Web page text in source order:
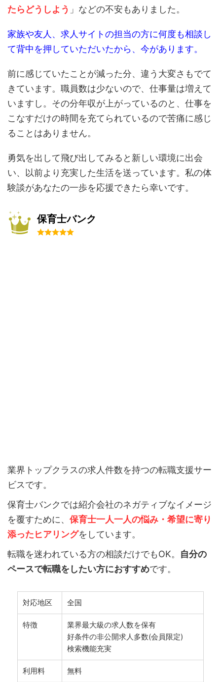
たらどうしよう 」などの不安もありました。
家族や友人、求人サイトの担当の方に何度も相談し
て背中を押していただいたから、今があります。
前に感じていたことが減った分、違う大変さもでて
きています。職員数は少ないので、仕事量は増えて
いますし。その分年収が上がっているのと、仕事を
こなすだけの時間を充てられているので苦痛に感じ
ることはありません。
勇気を出して飛び出してみると新しい環境に出会
い、以前より充実した生活を送っています。私の体
験談があなたの一歩を応援できたら幸いです。
保育士バンク
業界トップクラスの求人件数を持つの転職支援サー
ビスです。
保育士バンクでは紹介会社のネガティブなイメージ
を覆すために、 保育士一人一人の悩み・希望に寄り
添ったヒアリングをしています。
転職を迷われている方の相談だけでもOK。 自分の
ペースで転職をしたい方におすすめです。
対応地区 全国
特徴
業界最大級の求人数を保有
好条件の非公開求人多数(会員限定)
検索機能充実
利用料 無料